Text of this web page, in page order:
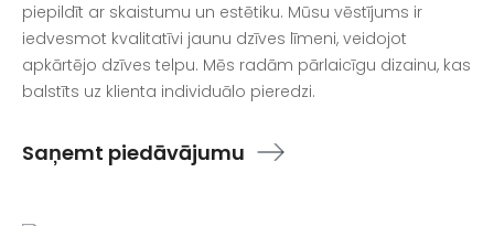
piepildīt ar skaistumu un estētiku. Mūsu vēstījums ir
iedvesmot kvalitatīvi jaunu dzīves līmeni, veidojot
apkārtējo dzīves telpu. Mēs radām pārlaicīgu dizainu, kas
balstīts uz klienta individuālo pieredzi.
Saņemt piedāvājumu